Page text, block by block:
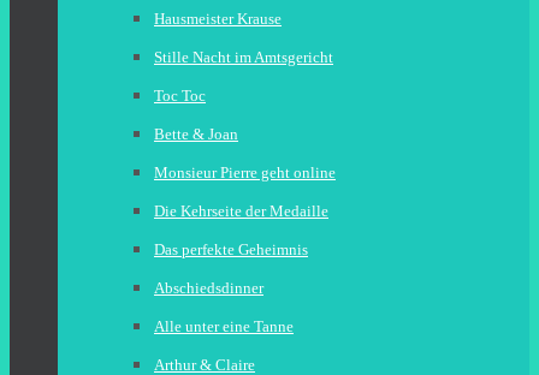
Hausmeister Krause
Stille Nacht im Amtsgericht
Toc Toc
Bette & Joan
Monsieur Pierre geht online
Die Kehrseite der Medaille
Das perfekte Geheimnis
Abschiedsdinner
Alle unter eine Tanne
Arthur & Claire